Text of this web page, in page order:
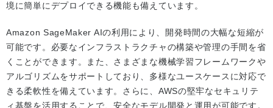
境に簡単にデプロイできる機能も備えています。
Amazon SageMaker AIの利用により、開発時間の大幅な短縮が
可能です。必要なインフラストラクチャの構築や管理の手間を省
くことができます。また、さまざまな機械学習フレームワークや
アルゴリズムをサポートしており、多様なユースケースに対応で
きる柔軟性を備えています。さらに、AWSの堅牢なセキュリテ
ィ基盤を活用することで、安全なモデル開発と運用が可能です。